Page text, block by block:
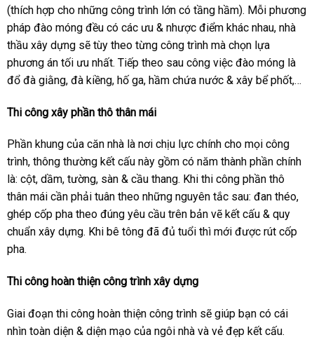
(thích hợp cho những công trình lớn có tầng hầm). Mỗi phương
pháp đào móng đều có các ưu & nhược điểm khác nhau, nhà
thầu xây dựng sẽ tùy theo từng công trình mà chọn lựa
phương án tối ưu nhất. Tiếp theo sau công việc đào móng là
đổ đà giằng, đà kiềng, hố ga, hầm chứa nước & xây bể phốt,…
Thi công xây phần thô thân mái
Phần khung của căn nhà là nơi chịu lực chính cho mọi công
trình, thông thường kết cấu này gồm có năm thành phần chính
là: cột, dầm, tường, sàn & cầu thang. Khi thi công phần thô
thân mái cần phải tuân theo những nguyên tắc sau: đan théo,
ghép cốp pha theo đúng yêu cầu trên bản vẽ kết cấu & quy
chuẩn xây dựng. Khi bê tông đã đủ tuổi thì mới được rút cốp
pha.
Thi công hoàn thiện công trình xây dựng
Giai đoạn thi công hoàn thiện công trình sẽ giúp bạn có cái
nhìn toàn diện & diện mạo của ngôi nhà và vẻ đẹp kết cấu.